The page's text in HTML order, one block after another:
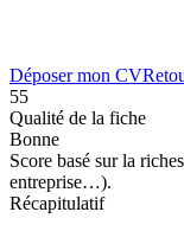
Déposer mon CV
55
Qualité de la fiche
Bonne
Score basé sur la
entreprise…).
Récapitulatif